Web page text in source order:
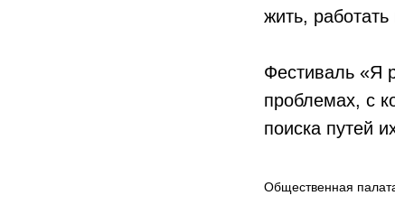
жить,
Фестиваль «Я
проблемах, с
поиска путей
Общественная